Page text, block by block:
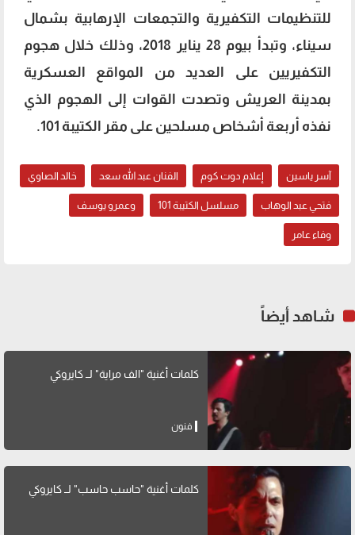
للتنظيمات التكفيرية والتجمعات الإرهابية بشمال
سيناء، وتبدأ بيوم 28 يناير 2018، وذلك خلال هجوم
التكفيريين على العديد من المواقع العسكرية
بمدينة العريش وتصدت القوات إلى الهجوم الذي
نفذه أربعة أشخاص مسلحين على مقر الكتيبة 101.
آسر ياسين إعلام دوت كوم الفنان عبد الله سعد خالد الصاوي
فتحي عبد الوهاب مسلسل الكتيبة 101 وعمرو يوسف
وفاء عامر
شاهد أيضاً
كلمات أغنية "الف مراية" لــ كايروكي
فنون
كلمات أغنية "حاسب حاسب" لــ كايروكي